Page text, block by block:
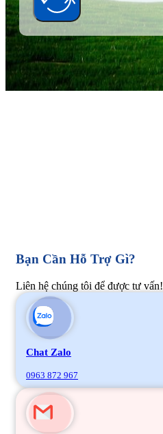
Bạn Cần Hỗ Trợ Gì?
Liên hệ chúng tôi để được tư vấn!
Chat Zalo
0963 872 967